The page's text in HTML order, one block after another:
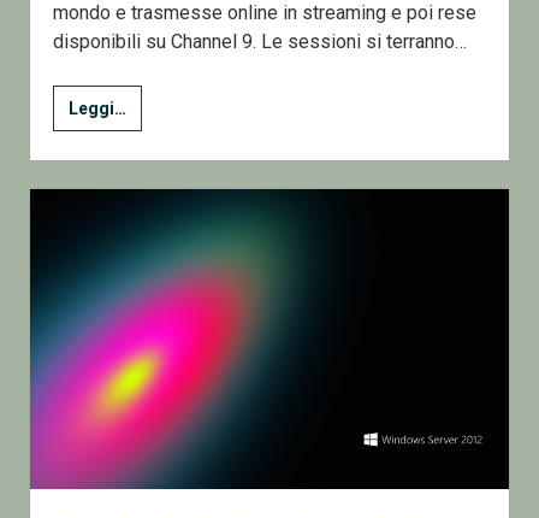
mondo e trasmesse online in streaming e poi rese
disponibili su Channel 9. Le sessioni si terranno…
Leggi…
Days
Online
–
Giornate
di
sessioni
Gratuite
dagli
MVP
di
tutto
il